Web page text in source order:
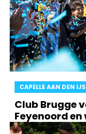
CAPELLE AAN DEN
Club Brugge
Feyenoord en